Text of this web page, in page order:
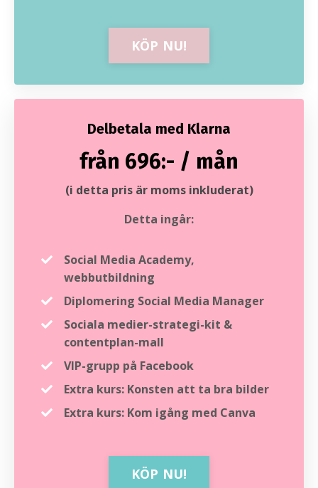
KÖP NU!
Delbetala med Klarna
från 696:- / mån
(i detta pris är moms inkluderat)
Detta ingår:
Social Media Academy,
webbutbildning
Diplomering Social Media Manager
Sociala medier-strategi-kit &
contentplan-mall
VIP-grupp på Facebook
Extra kurs: Konsten att ta bra bilder
Extra kurs: Kom igång med Canva
KÖP NU!